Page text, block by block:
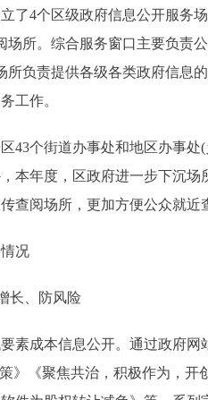
4个区级政府信息公开服务场
场所。综合服务窗口主要负责
所负责提供各级各类政府信息
工作。
个街道办事处和地区办事处(
本年度，区政府进一步下沉
查阅场所，更加方便公众就近
况
、防风险
成本信息公开。通过政府网
》《聚焦共治，积极作为，